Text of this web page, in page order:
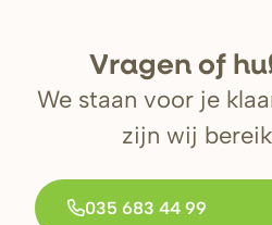
Vragen of
We staan voor je
zijn wij
035 683 44 99